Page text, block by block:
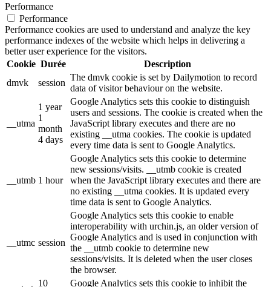
Performance
Performance
Performance cookies are used to understand and analyze the key
performance indexes of the website which helps in delivering a
better user experience for the visitors.
Cookie Durée
Description
dmvk
session
The dmvk cookie is set by Dailymotion to record
data of visitor behaviour on the website.
__utma
1 year
1
month
4 days
Google Analytics sets this cookie to distinguish
users and sessions. The cookie is created when the
JavaScript library executes and there are no
existing __utma cookies. The cookie is updated
every time data is sent to Google Analytics.
__utmb 1 hour
Google Analytics sets this cookie to determine
new sessions/visits. __utmb cookie is created
when the JavaScript library executes and there are
no existing __utma cookies. It is updated every
time data is sent to Google Analytics.
__utmc session
Google Analytics sets this cookie to enable
interoperability with urchin.js, an older version of
Google Analytics and is used in conjunction with
the __utmb cookie to determine new
sessions/visits. It is deleted when the user closes
the browser.
10
Google Analytics sets this cookie to inhibit the